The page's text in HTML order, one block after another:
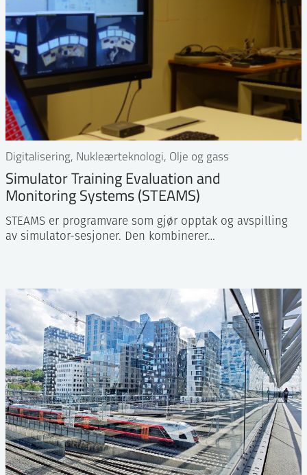
Digitalisering, Nukleærteknologi, Olje og gass
Simulator Training Evaluation and
Monitoring Systems (STEAMS)
STEAMS er programvare som gjør opptak og avspilling
av simulator-sesjoner. Den kombinerer…